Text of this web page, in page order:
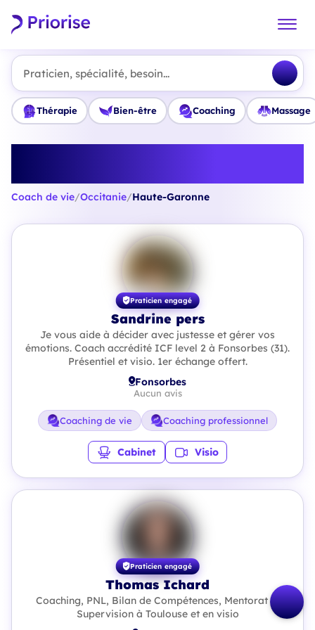
Praticien, spécialité, besoin...
Thérapie Bien-être Coaching Massage
Coach de vie/Occitanie/Haute-Garonne
Praticien engagé
Sandrine pers
Je vous aide à décider avec justesse et gérer vos
émotions. Coach accrédité ICF level 2 à Fonsorbes (31).
Présentiel et visio. 1er échange offert.
Fonsorbes
Aucun avis
Coaching de vie Coaching professionnel
Cabinet Visio
Praticien engagé
Thomas Ichard
Coaching, PNL, Bilan de Compétences, Mentorat et
Supervision à Toulouse et en visio